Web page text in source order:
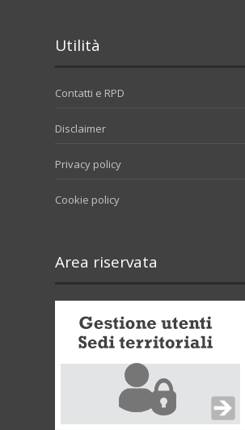
Utilità
Contatti e RPD
Disclaimer
Privacy policy
Cookie policy
Area riservata